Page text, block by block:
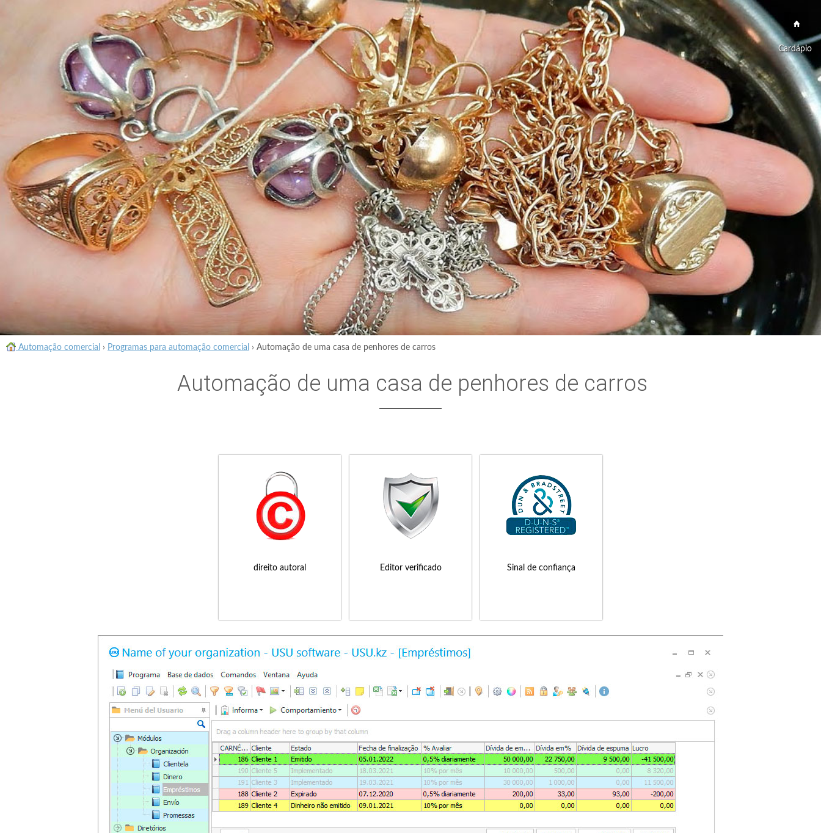
Cardápio
Automação comercial › Programas para automação comercial › Automação de uma casa de penhores de carros
Automação de uma casa de penhores de carros
direito autoral Editor verificado Sinal de confiança